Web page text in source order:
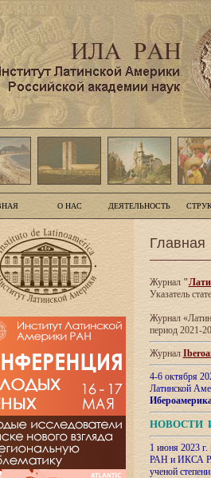
О НАС ДЕЯТЕЛЬНОСТЬ
Главная
Журнал"
Указатель
Журнал
период 2021-
Журнал
4-6 октября
Латинской
НОВОСТИ
1 июня 2023
РАН и ИКСА
ученой